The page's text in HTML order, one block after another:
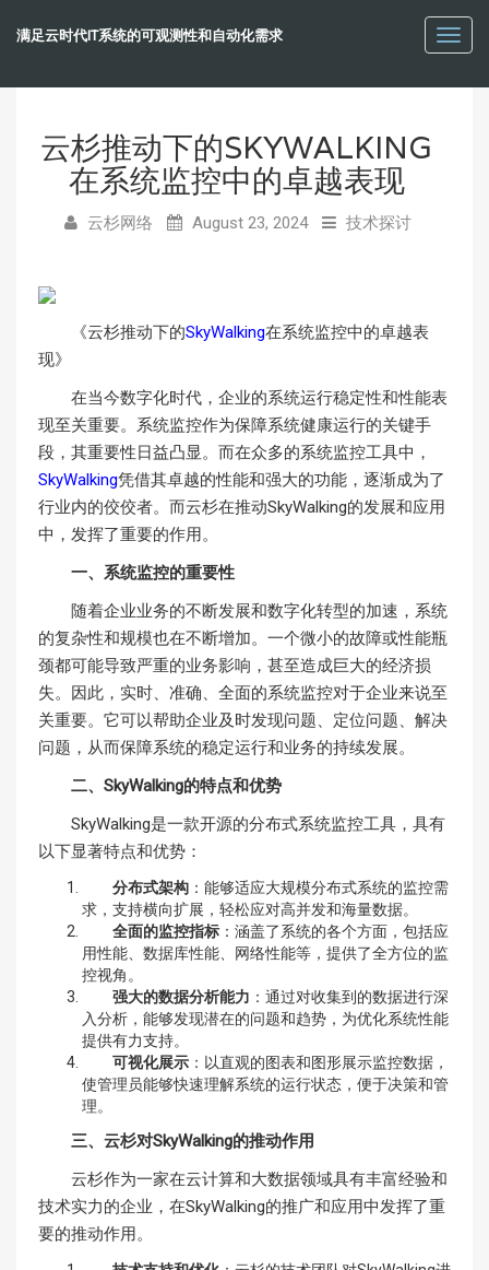
满足云时代IT系统的可观测性和自动化需求
云杉推动下的SKYWALKING
在系统监控中的卓越表现
云杉网络 August 23, 2024 技术探讨
《云杉推动下的SkyWalking在系统监控中的卓越表
现》
在当今数字化时代，企业的系统运行稳定性和性能表
现至关重要。系统监控作为保障系统健康运行的关键手
段，其重要性日益凸显。而在众多的系统监控工具中，
SkyWalking凭借其卓越的性能和强大的功能，逐渐成为了
行业内的佼佼者。而云杉在推动SkyWalking的发展和应用
中，发挥了重要的作用。
一、系统监控的重要性
随着企业业务的不断发展和数字化转型的加速，系统
的复杂性和规模也在不断增加。一个微小的故障或性能瓶
颈都可能导致严重的业务影响，甚至造成巨大的经济损
失。因此，实时、准确、全面的系统监控对于企业来说至
关重要。它可以帮助企业及时发现问题、定位问题、解决
问题，从而保障系统的稳定运行和业务的持续发展。
二、SkyWalking的特点和优势
SkyWalking是一款开源的分布式系统监控工具，具有
以下显著特点和优势：
分布式架构 ：能够适应大规模分布式系统的监控需
求，支持横向扩展，轻松应对高并发和海量数据。
全面的监控指标 ：涵盖了系统的各个方面，包括应
用性能、数据库性能、网络性能等，提供了全方位的监
控视角。
强大的数据分析能力 ：通过对收集到的数据进行深
入分析，能够发现潜在的问题和趋势，为优化系统性能
提供有力支持。
可视化展示 ：以直观的图表和图形展示监控数据，
使管理员能够快速理解系统的运行状态，便于决策和管
理。
三、云杉对SkyWalking的推动作用
云杉作为一家在云计算和大数据领域具有丰富经验和
技术实力的企业，在SkyWalking的推广和应用中发挥了重
要的推动作用。